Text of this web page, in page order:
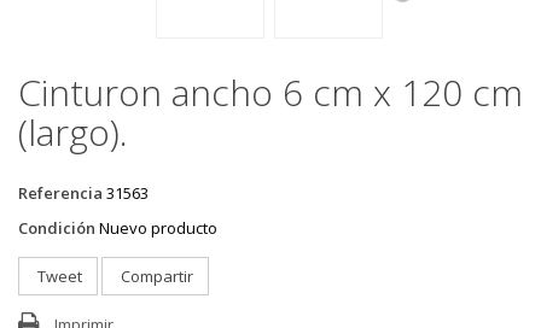
Cinturon ancho 6 cm x 120 cm
(largo).
Referencia 31563
Condición Nuevo producto
Tweet Compartir